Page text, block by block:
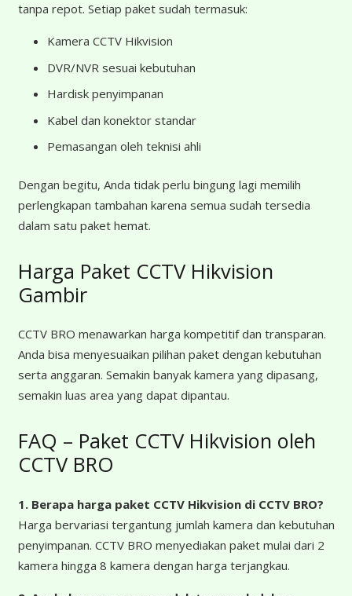
tanpa repot. Setiap paket sudah termasuk:
Kamera CCTV Hikvision
DVR/NVR sesuai kebutuhan
Hardisk penyimpanan
Kabel dan konektor standar
Pemasangan oleh teknisi ahli
Dengan begitu, Anda tidak perlu bingung lagi memilih
perlengkapan tambahan karena semua sudah tersedia
dalam satu paket hemat.
Harga Paket CCTV Hikvision
Gambir
CCTV BRO menawarkan harga kompetitif dan transparan.
Anda bisa menyesuaikan pilihan paket dengan kebutuhan
serta anggaran. Semakin banyak kamera yang dipasang,
semakin luas area yang dapat dipantau.
FAQ – Paket CCTV Hikvision oleh
CCTV BRO
1. Berapa harga paket CCTV Hikvision di CCTV BRO?
Harga bervariasi tergantung jumlah kamera dan kebutuhan
penyimpanan. CCTV BRO menyediakan paket mulai dari 2
kamera hingga 8 kamera dengan harga terjangkau.